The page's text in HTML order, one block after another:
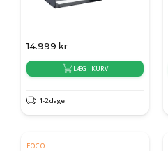
14.999 kr
LÆG I KURV
1-2 dage
FOCO